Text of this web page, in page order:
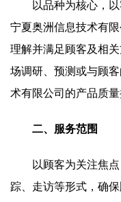
以品种为核心，
宁夏奥洲信息技术有
理解并满足顾客及相
场调研、预测或与顾
术有限公司的产品质量
二、服务范围
以顾客为关注焦
踪、走访等形式，确